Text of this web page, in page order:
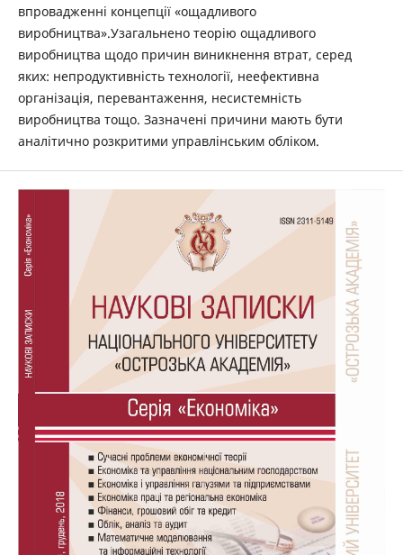
впровадженні концепції «ощадливого
виробництва».Узагальнено теорію ощадливого
виробництва щодо причин виникнення втрат, серед
яких: непродуктивність технології, неефективна
організація, перевантаження, несистемність
виробництва тощо. Зазначені причини мають бути
аналітично розкритими управлінським обліком.